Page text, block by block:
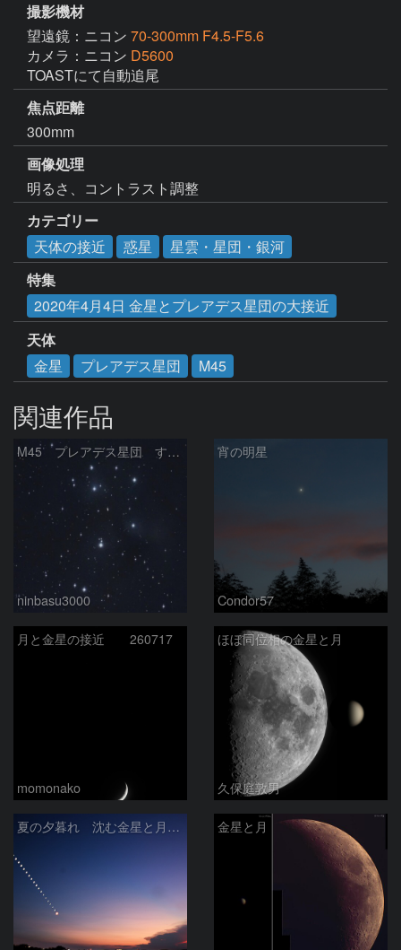
撮影機材
望遠鏡：ニコン 70-300mm F4.5-F5.6
カメラ：ニコン D5600
TOASTにて自動追尾
焦点距離
300mm
画像処理
明るさ、コントラスト調整
カテゴリー
天体の接近
惑星
星雲・星団・銀河
特集
2020年4月4日 金星とプレアデス星団の大接近
天体
金星
プレアデス星団 M45
関連作品
M45 プレアデス星団 すばる
ninbasu3000
宵の明星
Condor57
月と金星の接近 260717
momonako
ほぼ同位相の金星と月
久保庭敦男
夏の夕暮れ 沈む金星と月 2026/7/20 金星と月